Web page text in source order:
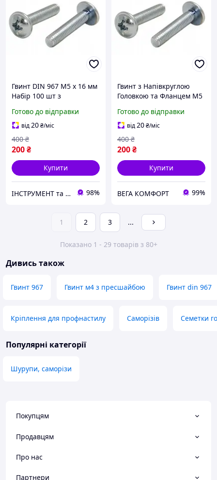
Гвинт DIN 967 М5 х 16 мм
Набір 100 шт з
та Фланцем ЦБ PZ+PL
Готово до відправки
від20₴/міс
200₴
400 ₴
Купити
ІНСТРУМЕНТ та МЕТИЗИ 98%
Гвинт з Напівкруглою
Головкою та Фланцем М5
PZ+PL DIN 967 Spec
Готово до відправки
від20₴/міс
200₴
400 ₴
Купити
ВЕГА КОМФОРТ 99%
1 2 3 ...
Показано 1 - 29 товарів з 80+
Дивись також
Гвинт 967 Гвинт м4 з пресшайбою Гвинт din 967
Кріплення для профнастилу Саморізів Семетки
Популярні категорії
Шурупи, саморізи
Покупцям
Продавцям
Про нас
Партнери